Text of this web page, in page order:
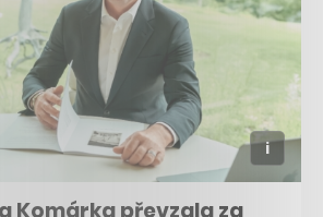
Komárka převzala za